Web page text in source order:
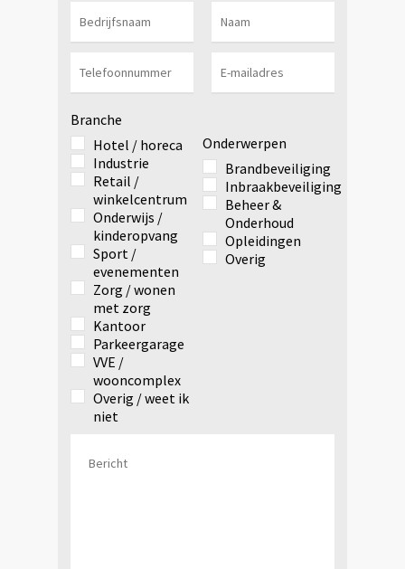
Branche
Hotel / horeca
Industrie
Retail /
winkelcentrum
Onderwijs /
kinderopvang
Sport /
evenementen
Zorg / wonen
met zorg
Kantoor
Parkeergarage
VVE /
wooncomplex
Overig / weet ik
niet
Onderwerpen
Brandbeveiliging
Inbraakbeveiliging
Beheer &
Onderhoud
Opleidingen
Overig